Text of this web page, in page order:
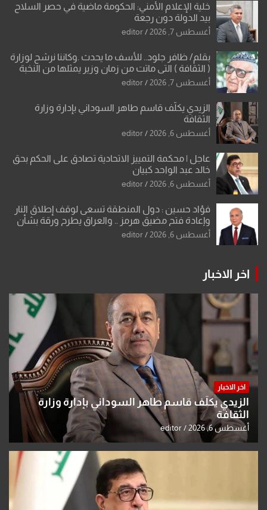
خلية الإعلام الأمني: الحكومة ماضية في حصر السلاح
بيد الدولة دون رجعة
أغسطس 7, 2026 editor
بقلم/ ظافر جلود.. للأسف ما يحدث .وكاننا نرشح لوزارة
( الثقافة ) التي ماتت من زمان وزير يمثلها من النخبة
والإرث العظيم للثقافة العراقية..
أغسطس 7, 2026 editor
الزيدي يكلّف قاسم طاهر السوداني بإدارة وزارة
الثقافة
أغسطس 6, 2026 editor
عاجل | محكمة التمييز الاتحادية تصادق على الحكم بحق
خالد عبد الواحد كبيان
أغسطس 6, 2026 editor
فؤاد حسين : دول المنطقة تسعى لوقف إطلاق النار
وإعادة فتح مضيق هرمز .. والعراق يطرح ورقة بشأن
تحولات القدس
أغسطس 6, 2026 editor
اخر الاخبار
اخر الاخبار
الزيدي يكلّف قاسم طاهر السوداني بإدارة وزارة
الثقافة
أغسطس 6, 2026 editor